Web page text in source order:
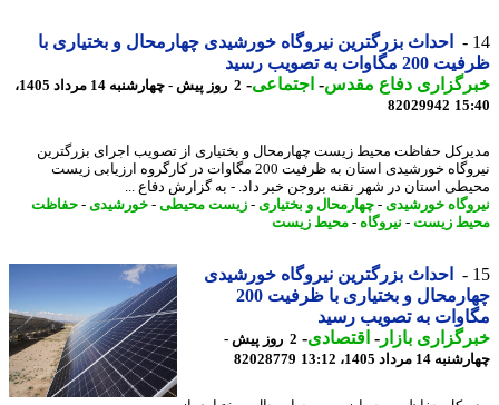
احداث بزرگترین نیروگاه خورشیدی چهارمحال و بختیاری با
به تصویب رسید
دفاع مقدس-اجتماعی-
2 روز پیش - چهارشنبه 14 مرداد 1405،
82029942
حفاظت محیط زیست چهارمحال و بختیاری از تصویب اجرای بزرگترین
نیروگاه خورشیدی استان به ظرفیت 200 مگاوات در کارگروه ارزیابی زیست
استان در شهر نقنه بروجن خبر داد. - به گزارش دفاع ...
خورشیدی-چهارمحال و بختیاری- زیست محیطی-خورشیدی-حفاظت
زیست-نیروگاه -محیط زیست
احداث بزرگترین نیروگاه خورشیدی
چهارمحال و بختیاری با ظرفیت 200
به تصویب رسید
بازار- اقتصادی- 2 روز پیش -
مرداد 1405، 13:12
82028779